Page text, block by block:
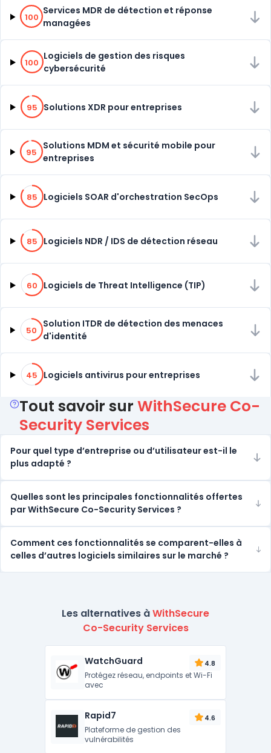
100% de compatibilité
100
Services MDR de détection et réponse
managées
100% de compatibilité
100
Logiciels de gestion des risques
cybersécurité
95% de compatibilité
95 Solutions XDR pour entreprises
95% de compatibilité
95
Solutions MDM et sécurité mobile pour
entreprises
85% de compatibilité
85 Logiciels SOAR d'orchestration SecOps
85% de compatibilité
85 Logiciels NDR / IDS de détection réseau
60% de compatibilité
60 Logiciels de Threat Intelligence (TIP)
50% de compatibilité
50
Solution ITDR de détection des menaces
d'identité
45% de compatibilité
45 Logiciels antivirus pour entreprises
Tout savoir sur WithSecure Co-
Security Services
Pour quel type d’entreprise ou d’utilisateur est-il le
plus adapté ?
Quelles sont les principales fonctionnalités offertes
par WithSecure Co-Security Services ?
Comment ces fonctionnalités se comparent-elles à
celles d’autres logiciels similaires sur le marché ?
Les alternatives àWithSecure
Co-Security Services
WatchGuard 4.8
Protégez réseau, endpoints et Wi-Fi
avec
Rapid7 4.6
Plateforme de gestion des
vulnérabilités